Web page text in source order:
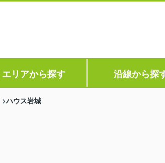
エリアから探す 沿線から探
ハウス岩城